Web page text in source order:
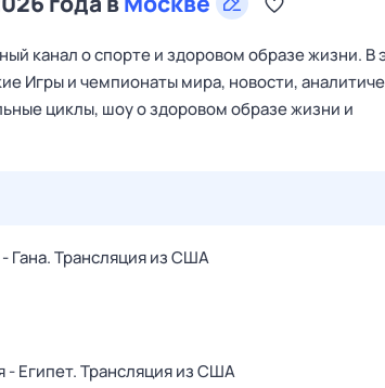
канал о спорте и здоровом образе жизни. В
Игры и чемпионаты мира, новости,
циклы, шоу о здоровом образе жизни и
Гана. Трансляция из США
Египет. Трансляция из США